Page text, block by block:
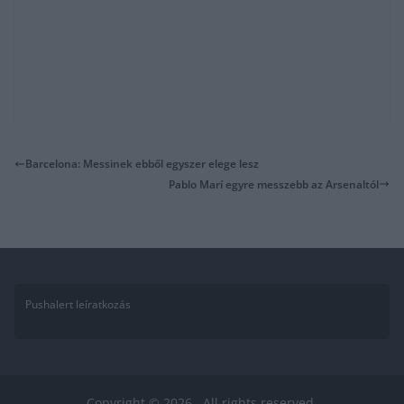
Barcelona: Messinek ebből egyszer elege lesz
Pablo Marí egyre messzebb az Arsenaltól
Pushalert leíratkozás